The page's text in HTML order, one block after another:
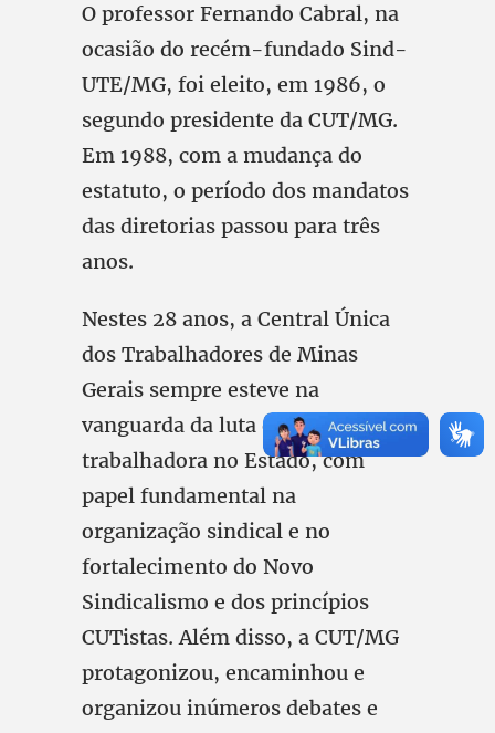
O professor Fernando Cabral, na
ocasião do recém-fundado Sind-
UTE/MG, foi eleito, em 1986, o
segundo presidente da CUT/MG.
Em 1988, com a mudança do
estatuto, o período dos mandatos
das diretorias passou para três
anos.
Nestes 28 anos, a Central Única
dos Trabalhadores de Minas
Gerais sempre esteve na
vanguarda da luta da classe
trabalhadora no Estado, com
papel fundamental na
organização sindical e no
fortalecimento do Novo
Sindicalismo e dos princípios
CUTistas. Além disso, a CUT/MG
protagonizou, encaminhou e
organizou inúmeros debates e